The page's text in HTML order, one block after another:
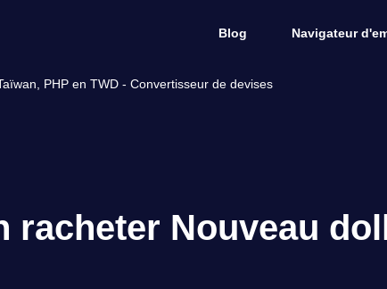
Blog Navigateur
PHP en TWD - Convertisseur de devises
racheter Nouveau